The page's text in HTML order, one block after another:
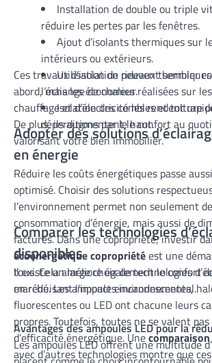
Installation de double ou triple
réduire les pertes par les fenêtres.
Ajout d’isolants thermiques sur
intérieurs ou extérieurs.
Utilisation de rideaux
l’échange de chaleur.
Isolation des combles et toiture
déperditions par le haut.
Ces travaux d’isolation peuvent sembler
abord, mais les économies réalisées sur
chauffage et d’électricité les rendent
De plus, ils augmentent le confort au
valorisant votre bien immobilier.
Adopter des solutions
en énergie
Réduire les coûts énergétiques passe
optimisé. Choisir des solutions
l’environnement permet non seulement
consommation d’énergie, mais aussi de
factures. Dans une copropriété, investir
écoénergétique copropriétéest une
tous. Cela améliore également le confort
en réduisant l’impact environnemental.
Comparer les technologies
disponibles
Il existe un large choix de technologies
marché. Les ampoules incandescentes,
fluorescentes ou LED ont chacune leurs
propres. Toutefois, toutes ne se valent
d’efficacité énergétique. Une
avec d’autres technologies montre que
Avantages des ampoules LED pour la
Les ampoules LED offrent une multitude